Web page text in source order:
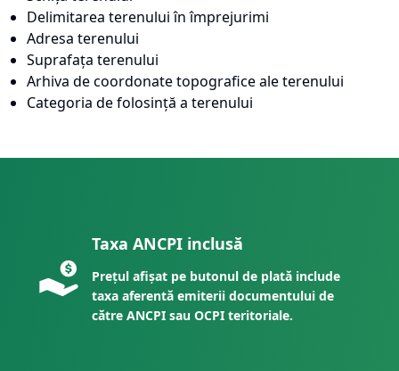
Delimitarea terenului în împrejurimi
Adresa terenului
Suprafața terenului
Arhiva de coordonate topografice ale terenului
Categoria de folosință a terenului
Taxa ANCPI inclusă
Prețul afișat pe butonul de plată include
taxa aferentă emiterii documentului de
către ANCPI sau OCPI teritoriale.